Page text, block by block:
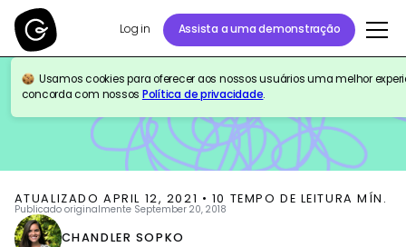
Log in Assista a uma demonstração
Usamos cookies para oferecer aos nossos usuários uma melhor
concorda com nossos Política de privacidade.
BLOG KNOWLEDGE MANAGEMENT
ATUALIZADOAPRIL 12, 2021 • 10 TEMPO DE LEITURA MÍN.
Publicado originalmente September 20, 2018
CHANDLER SOPKO